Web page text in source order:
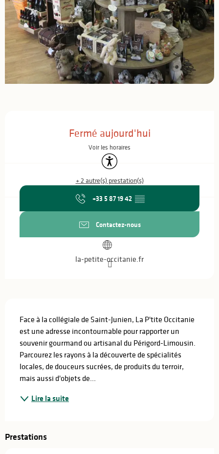
Fermé aujourd'hui
Voir les horaires
Accessibilité
+ 2 autre(s) prestation(s)
+33 5 87 19 42 ▒▒
Contactez-nous
la-petite-occitanie.fr
Face à la collégiale de Saint-Junien, La P'tite Occitanie
est une adresse incontournable pour rapporter un
souvenir gourmand ou artisanal du Périgord-Limousin.
Parcourez les rayons à la découverte de spécialités
locales, de douceurs sucrées, de produits du terroir,
mais aussi d'objets de...
Lire la suite
Prestations